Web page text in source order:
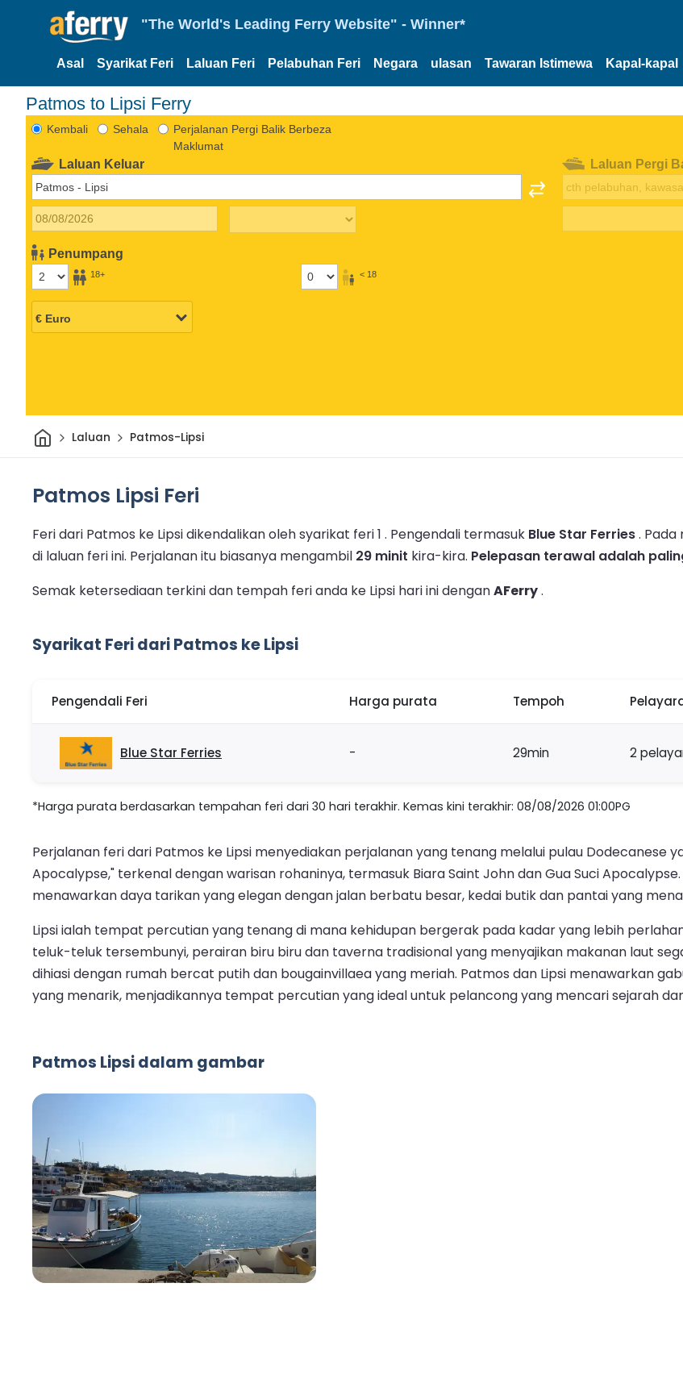
"The World's Leading Ferry Website" - Winner*
Asal Syarikat Feri Laluan Feri Pelabuhan Feri Negara ulasan Tawaran Istimewa Kapal-kapal
Patmos to Lipsi Ferry
Kembali Sehala
Perjalanan Pergi Balik Berbeza
Maklumat
Laluan Keluar
Penumpang
18+ < 18
Laluan Pergi
Rumah
Laluan Patmos-Lipsi
Patmos Lipsi Feri
Feri dari Patmos ke Lipsi dikendalikan oleh syarikat feri 1 . Pengendali termasuk Blue Star Ferries. Pada
di laluan feri ini. Perjalanan itu biasanya mengambil 29 minit kira-kira. Pelepasan terawal adalah
Semak ketersediaan terkini dan tempah feri anda ke Lipsi hari ini denganAFerry.
Syarikat Feri dari Patmos ke Lipsi
Pengendali Feri Harga purata Tempoh
Blue Star Ferries - 29min 2
*Harga purata berdasarkan tempahan feri dari 30 hari terakhir. Kemas kini terakhir: 08/08/2026 01:00PG
Perjalanan feri dari Patmos ke Lipsi menyediakan perjalanan yang tenang melalui pulau Dodecanese
Apocalypse," terkenal dengan warisan rohaninya, termasuk Biara Saint John dan Gua Suci
menawarkan daya tarikan yang elegan dengan jalan berbatu besar, kedai butik dan pantai yang
Lipsi ialah tempat percutian yang tenang di mana kehidupan bergerak pada kadar yang lebih
teluk-teluk tersembunyi, perairan biru biru dan taverna tradisional yang menyajikan makanan laut
dihiasi dengan rumah bercat putih dan bougainvillaea yang meriah. Patmos dan Lipsi menawarkan
yang menarik, menjadikannya tempat percutian yang ideal untuk pelancong yang mencari sejarah
Patmos Lipsi dalam gambar